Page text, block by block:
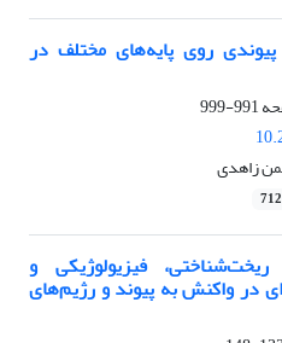
روی پایه‌های مختلف در
991-999
زاهدی
فیزیولوژیکی و
در واکنش به پیوند و رژیم‌های